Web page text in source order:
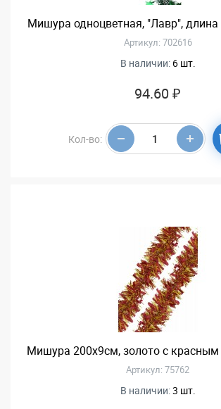
Мишура одноцветная, "Лавр",
Артикул: 702616
В наличии: 6 шт.
94.60 ₽
Кол-во:
Мишура 200х9см, золото с
Артикул: 75762
В наличии:3 шт.